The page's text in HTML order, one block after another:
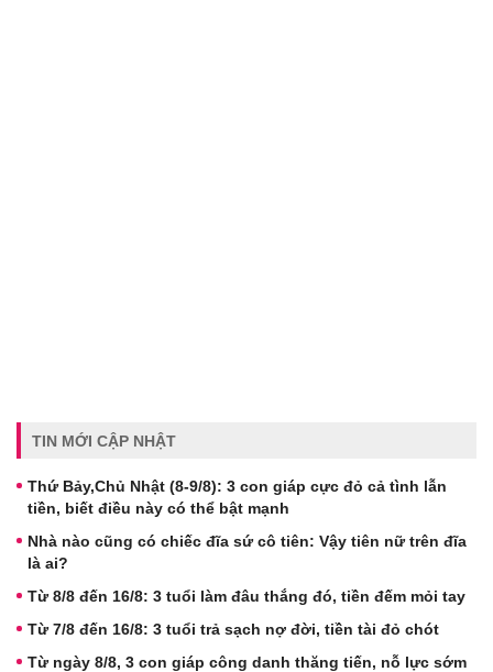
TIN MỚI CẬP NHẬT
Thứ Bảy,Chủ Nhật (8-9/8): 3 con giáp cực đỏ cả tình lẫn
tiền, biết điều này có thể bật mạnh
Nhà nào cũng có chiếc đĩa sứ cô tiên: Vậy tiên nữ trên đĩa
là ai?
Từ 8/8 đến 16/8: 3 tuổi làm đâu thắng đó, tiền đếm mỏi tay
Từ 7/8 đến 16/8: 3 tuổi trả sạch nợ đời, tiền tài đỏ chót
Từ ngày 8/8, 3 con giáp công danh thăng tiến, nỗ lực sớm